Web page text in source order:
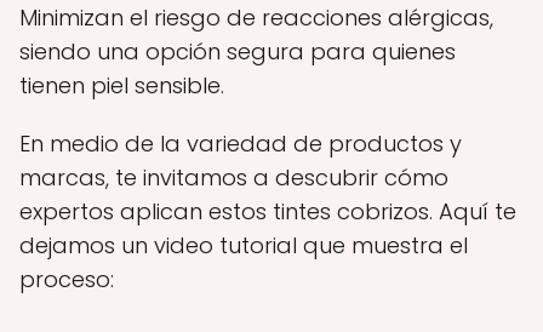
Minimizan el riesgo de reacciones alérgicas,
siendo una opción segura para quienes
tienen piel sensible.
En medio de la variedad de productos y
marcas, te invitamos a descubrir cómo
expertos aplican estos tintes cobrizos. Aquí te
dejamos un video tutorial que muestra el
proceso: